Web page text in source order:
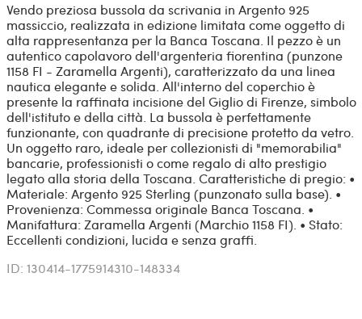
Vendo preziosa bussola da scrivania in Argento 925
massiccio, realizzata in edizione limitata come oggetto di
alta rappresentanza per la Banca Toscana. Il pezzo è un
autentico capolavoro dell'argenteria fiorentina (punzone
1158 FI - Zaramella Argenti), caratterizzato da una linea
nautica elegante e solida. All'interno del coperchio è
presente la raffinata incisione del Giglio di Firenze, simbolo
dell'istituto e della città. La bussola è perfettamente
funzionante, con quadrante di precisione protetto da vetro.
Un oggetto raro, ideale per collezionisti di "memorabilia"
bancarie, professionisti o come regalo di alto prestigio
legato alla storia della Toscana. Caratteristiche di pregio: •
Materiale: Argento 925 Sterling (punzonato sulla base). •
Provenienza: Commessa originale Banca Toscana. •
Manifattura: Zaramella Argenti (Marchio 1158 FI). • Stato:
Eccellenti condizioni, lucida e senza graffi.
ID: 130414-1775914310-148334